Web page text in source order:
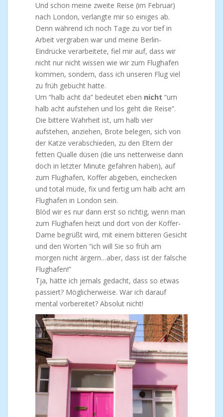
Und schon meine zweite Reise (im Februar)
nach London, verlangte mir so einiges ab.
Denn während ich noch Tage zu vor tief in
Arbeit vergraben war und meine Berlin-
Eindrücke verarbeitete, fiel mir auf, dass wir
nicht nur nicht wissen wie wir zum Flughafen
kommen, sondern, dass ich unseren Flug viel
zu früh gebucht hatte.
Um “halb acht da” bedeutet eben nicht “um
halb acht aufstehen und los geht die Reise”.
Die bittere Wahrheit ist, um halb vier
aufstehen, anziehen, Brote belegen, sich von
der Katze verabschieden, zu den Eltern der
fetten Qualle düsen (die uns netterweise dann
doch in letzter Minute gefahren haben), auf
zum Flughafen, Koffer abgeben, einchecken
und total müde, fix und fertig um halb acht am
Flughafen in London sein.
Blöd wir es nur dann erst so richtig, wenn man
zum Flughafen heizt und dort von der Koffer-
Dame begrüßt wird, mit einem bitteren Gesicht
und den Worten “ich will Sie so früh am
morgen nicht ärgern…aber, dass ist der falsche
Flughafen!”
Tja, hätte ich jemals gedacht, dass so etwas
passiert? Möglicherweise. War ich darauf
mental vorbereitet? Absolut nicht!